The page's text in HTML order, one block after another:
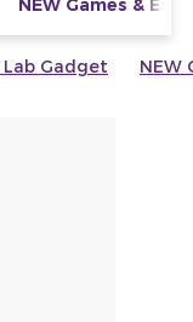
NEW Games &
Lab Gadget NEW